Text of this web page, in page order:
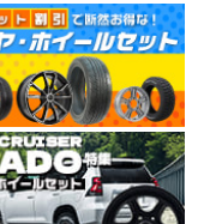
か国以上に愛用されるワ
乗り、オフロードから本格
なタイヤをリーズナブルな
、中国、ベトナムに7工場
を取得。環境にも配慮した
め、より価格競争力のある
す。
4.35